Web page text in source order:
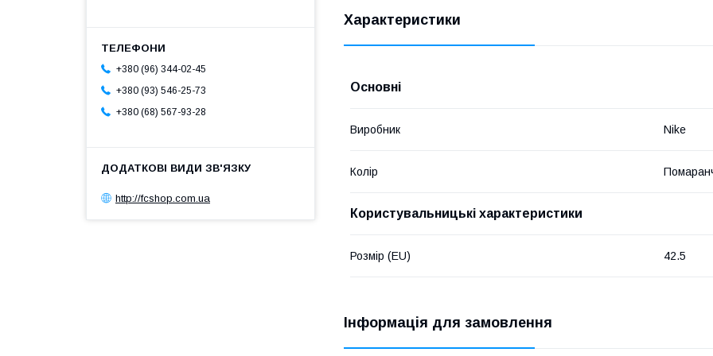
Характеристики
Основні
Виробник Nike
Колір
Користувальницькі характеристики
Розмір (EU) 42.5
Інформація для замовлення
+380 (96) 344-02-45
+380 (93) 546-25-73
+380 (68) 567-93-28
http://fcshop.com.ua